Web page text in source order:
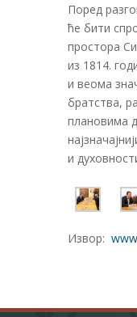
Поред
ће бити
простора
из 1814.
и веома
братства,
плановима
и
Извор: